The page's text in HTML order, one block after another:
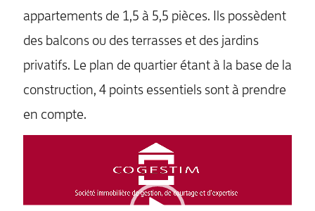
appartements de 1,5 à 5,5 pièces. Ils possèdent
des balcons ou des terrasses et des jardins
privatifs. Le plan de quartier étant à la base de la
construction, 4 points essentiels sont à prendre
en compte.